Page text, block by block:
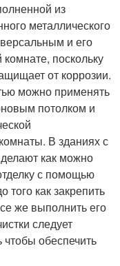
из
металлического
и его
поскольку
от коррозии.
можно применять
потолком и
В зданиях с
как можно
с помощью
того как закрепить
же выполнить его
следует
чтобы обеспечить